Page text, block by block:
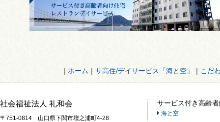
｜ ホーム ｜ サ高住/デイサービス「海と空」 ｜ こだ
社会福祉法人 礼和会
〒751-0814 山口県下関市壇之浦町4-28
サービス付き高齢
海と空